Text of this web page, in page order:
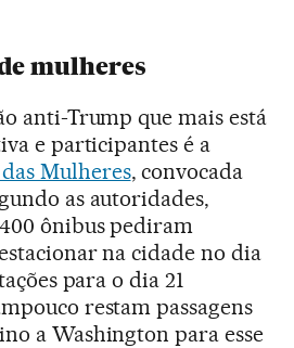
mulheres
anti-Trump que mais está
e participantes é a
Mulheres, convocada
as autoridades,
ônibus pediram
na cidade no dia
para o dia 21
restam passagens
a Washington para esse